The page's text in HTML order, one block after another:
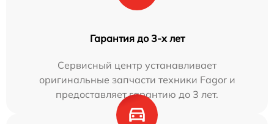
Гарантия до 3-х лет
Сервисный центр устанавливает
оригинальные запчасти техники Fagor и
предоставляет гарантию до 3 лет.